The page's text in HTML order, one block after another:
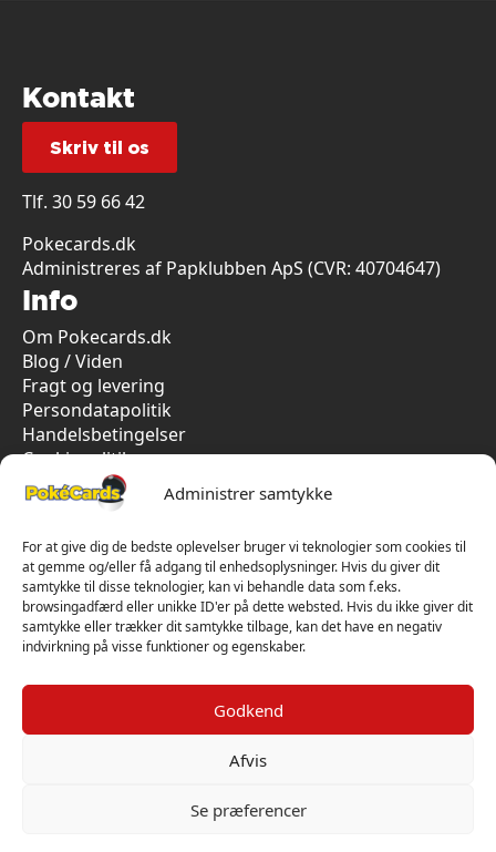
Administrer samtykke
For at give dig de bedste oplevelser bruger vi teknologier som cookies til
at gemme og/eller få adgang til enhedsoplysninger. Hvis du giver dit
samtykke til disse teknologier, kan vi behandle data som f.eks.
browsingadfærd eller unikke ID'er på dette websted. Hvis du ikke giver dit
samtykke eller trækker dit samtykke tilbage, kan det have en negativ
indvirkning på visse funktioner og egenskaber.
Godkend
Afvis
Se præferencer
Kontakt
Skriv til os
Tlf. 30 59 66 42
Pokecards.dk
Administreres af Papklubben ApS (CVR: 40704647)
Info
Om Pokecards.dk
Blog / Viden
Fragt og levering
Persondatapolitik
Handelsbetingelser
Cookiepolitik
Vi har kun 5-stjernet anmeldelser på Trustpilot